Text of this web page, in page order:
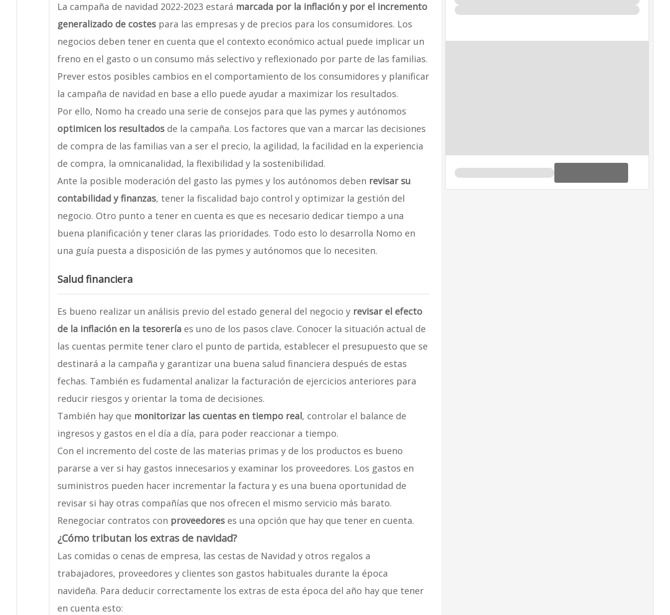
La campaña de navidad 2022-2023 estará marcada por la inflación y por el incremento
generalizado de costes para las empresas y de precios para los consumidores. Los
negocios deben tener en cuenta que el contexto económico actual puede implicar un
freno en el gasto o un consumo más selectivo y reflexionado por parte de las familias.
Prever estos posibles cambios en el comportamiento de los consumidores y planificar
la campaña de navidad en base a ello puede ayudar a maximizar los resultados.
Por ello, Nomo ha creado una serie de consejos para que las pymes y autónomos
optimicen los resultados de la campaña. Los factores que van a marcar las decisiones
de compra de las familias van a ser el precio, la agilidad, la facilidad en la experiencia
de compra, la omnicanalidad, la flexibilidad y la sostenibilidad.
Ante la posible moderación del gasto las pymes y los autónomos deben revisar su
contabilidad y finanzas, tener la fiscalidad bajo control y optimizar la gestión del
negocio. Otro punto a tener en cuenta es que es necesario dedicar tiempo a una
buena planificación y tener claras las prioridades. Todo esto lo desarrolla Nomo en
una guía puesta a disposición de las pymes y autónomos que lo necesiten.
Salud financiera
Es bueno realizar un análisis previo del estado general del negocio y revisar el efecto
de la inflación en la tesorería es uno de los pasos clave. Conocer la situación actual de
las cuentas permite tener claro el punto de partida, establecer el presupuesto que se
destinará a la campaña y garantizar una buena salud financiera después de estas
fechas. También es fudamental analizar la facturación de ejercicios anteriores para
reducir riesgos y orientar la toma de decisiones.
También hay que monitorizar las cuentas en tiempo real, controlar el balance de
ingresos y gastos en el día a día, para poder reaccionar a tiempo.
Con el incremento del coste de las materias primas y de los productos es bueno
pararse a ver si hay gastos innecesarios y examinar los proveedores. Los gastos en
suministros pueden hacer incrementar la factura y es una buena oportunidad de
revisar si hay otras compañías que nos ofrecen el mismo servicio más barato.
Renegociar contratos con proveedoreses una opción que hay que tener en cuenta.
¿Cómo tributan los extras de navidad?
Las comidas o cenas de empresa, las cestas de Navidad y otros regalos a
trabajadores, proveedores y clientes son gastos habituales durante la época
navideña. Para deducir correctamente los extras de esta época del año hay que tener
en cuenta esto: